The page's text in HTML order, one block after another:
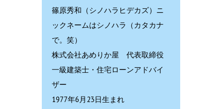
篠原秀和（シノハラヒデカズ）ニ
ックネームはシノハラ（カタカナ
で。笑）
株式会社あめりか屋 代表取締役
一級建築士・住宅ローンアドバイ
ザー
1977年6月23日生まれ